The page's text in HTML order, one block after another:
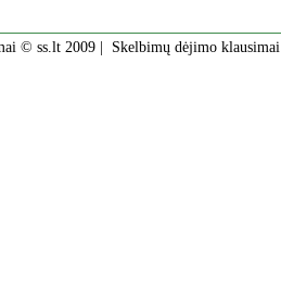
© ss.lt 2009 | Skelbimų dėjimo klausimai